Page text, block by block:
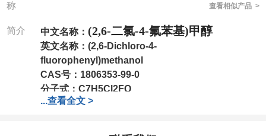
称
查看相似产品 >
简介 中文名称： (2,6-二氯-4-氟苯基)甲醇
英文名称： (2,6-Dichloro-4-
fluorophenyl)methanol
CAS号： 1806353-99-0
分子式： C7H5Cl2FO
分子量：195.02
可根据客户需求进行分装
...查看全文 >